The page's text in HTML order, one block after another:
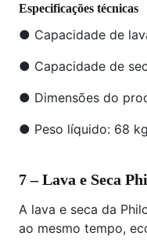
Especificações técnicas
● Capacidade de
● Capacidade de
● Dimensões do
● Peso líquido: 68 kg
7 – Lava e Seca
A lava e seca da
ao mesmo tempo,